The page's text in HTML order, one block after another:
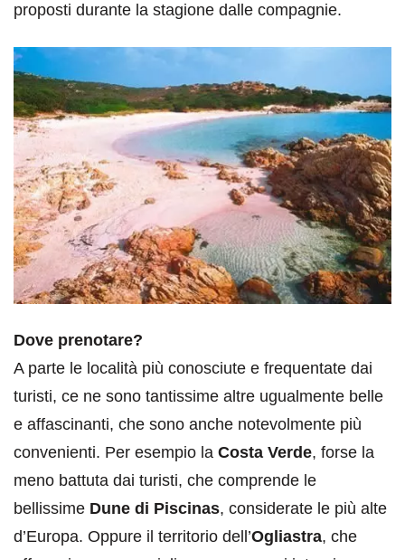
proposti durante la stagione dalle compagnie.
Dove prenotare?
A parte le località più conosciute e frequentate dai
turisti, ce ne sono tantissime altre ugualmente belle
e affascinanti, che sono anche notevolmente più
convenienti. Per esempio la Costa Verde, forse la
meno battuta dai turisti, che comprende le
bellissime Dune di Piscinas, considerate le più alte
d’Europa. Oppure il territorio dell’Ogliastra, che